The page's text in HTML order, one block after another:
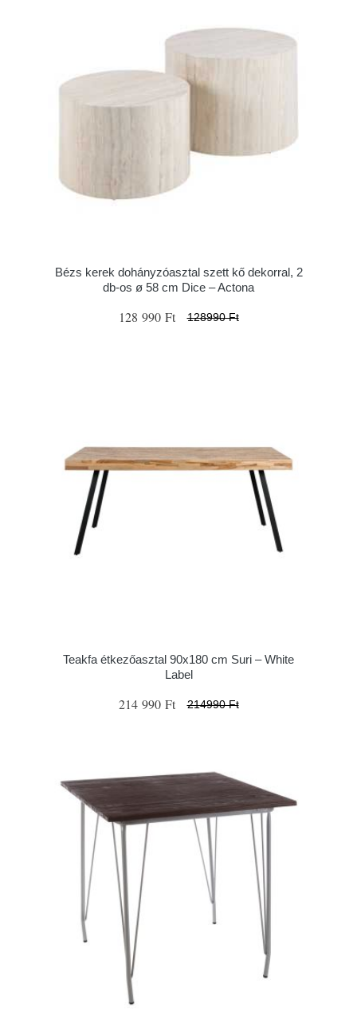
Bézs kerek dohányzóasztal szett kő dekorral, 2
db-os ø 58 cm Dice – Actona
128 990 Ft 128990 Ft
Teakfa étkezőasztal 90x180 cm Suri – White
Label
214 990 Ft 214990 Ft